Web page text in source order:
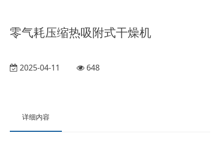
零气耗压缩热吸附式干燥机
2025-04-11 648
详细内容